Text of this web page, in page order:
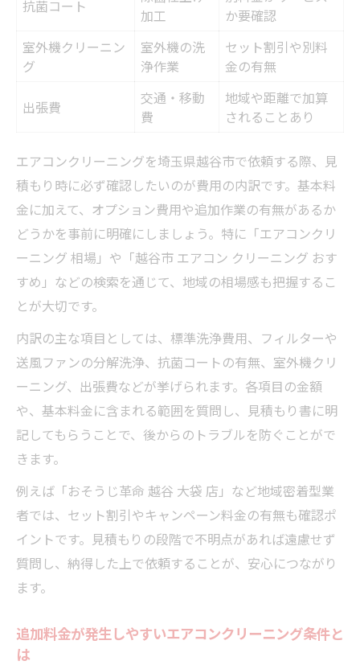
抗菌コート
加工
か要確認
室外機クリーニン
グ
室外機の洗
浄作業
セット割引や別料
金の有無
出張費
交通・移動
費
地域や距離で加算
されることあり
エアコンクリーニングを埼玉県越谷市で依頼する際、見
積もり時に必ず確認したいのが費用の内訳です。基本料
金に加えて、オプション費用や追加作業の有無があるか
どうかを事前に明確にしましょう。特に「エアコンクリ
ーニング 相場」や「越谷市 エアコン クリーニング おす
すめ」などの検索を通じて、地域の相場感も把握するこ
とが大切です。
内訳の主な項目としては、標準洗浄費用、フィルターや
送風ファンの分解洗浄、抗菌コートの有無、室外機クリ
ーニング、出張費などが挙げられます。各項目の金額
や、基本料金に含まれる範囲を質問し、見積もり書に明
記してもらうことで、後からのトラブルを防ぐことがで
きます。
例えば「おそうじ革命 越谷 大袋 店」など地域密着型業
者では、セット割引やキャンペーン料金の有無も確認ポ
イントです。見積もりの段階で不明点があれば遠慮せず
質問し、納得した上で依頼することが、安心につながり
ます。
追加料金が発生しやすいエアコンクリーニング条件と
は